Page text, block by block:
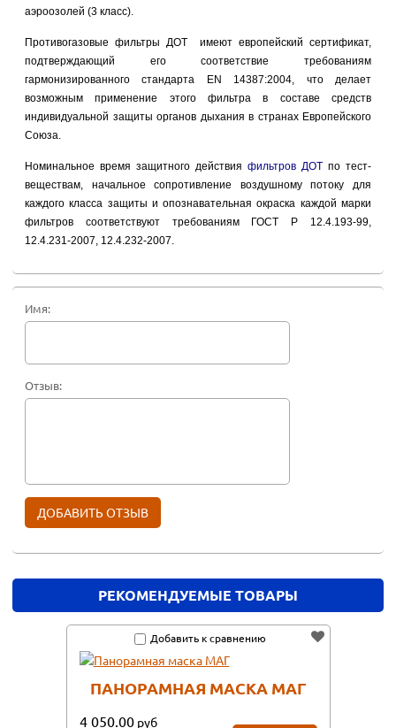
аэроозолей (3 класс).
Противогазовые фильтры ДОТ имеют европейский сертификат,
подтверждающий его соответствие требованиям
гармонизированного стандарта EN 14387:2004, что делает
возможным применение этого фильтра в составе средств
индивидуальной защиты органов дыхания в странах Европейского
Союза.
Номинальное время защитного действия фильтров ДОТ по тест-
веществам, начальное сопротивление воздушному потоку для
каждого класса защиты и опознавательная окраска каждой марки
фильтров соответствуют требованиям ГОСТ Р 12.4.193-99,
12.4.231-2007, 12.4.232-2007.
Имя:
Отзыв:
РЕКОМЕНДУЕМЫЕ ТОВАРЫ
Добавить к сравнению
ПАНОРАМНАЯ МАСКА МАГ
4 050.00 руб